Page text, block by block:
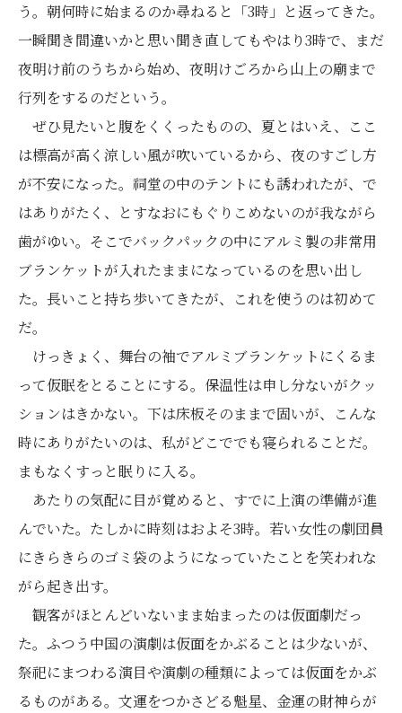
う。朝何時に始まるのか尋ねると「3時」と返ってきた。
一瞬聞き間違いかと思い聞き直してもやはり3時で、まだ
夜明け前のうちから始め、夜明けごろから山上の廟まで
行列をするのだという。
ぜひ見たいと腹をくくったものの、夏とはいえ、ここ
は標高が高く涼しい風が吹いているから、夜のすごし方
が不安になった。祠堂の中のテントにも誘われたが、で
はありがたく、とすなおにもぐりこめないのが我ながら
歯がゆい。そこでバックパックの中にアルミ製の非常用
ブランケットが入れたままになっているのを思い出し
た。長いこと持ち歩いてきたが、これを使うのは初めて
だ。
けっきょく、舞台の袖でアルミブランケットにくるま
って仮眠をとることにする。保温性は申し分ないがクッ
ションはきかない。下は床板そのままで固いが、こんな
時にありがたいのは、私がどこででも寝られることだ。
まもなくすっと眠りに入る。
あたりの気配に目が覚めると、すでに上演の準備が進
んでいた。たしかに時刻はおよそ3時。若い女性の劇団員
にきらきらのゴミ袋のようになっていたことを笑われな
がら起き出す。
観客がほとんどいないまま始まったのは仮面劇だっ
た。ふつう中国の演劇は仮面をかぶることは少ないが、
祭祀にまつわる演目や演劇の種類によっては仮面をかぶ
るものがある。文運をつかさどる魁星、金運の財神らが